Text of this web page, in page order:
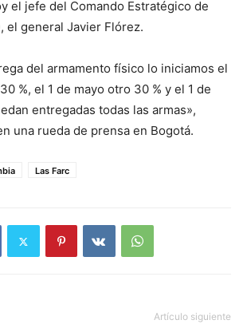
el jefe del Comando Estratégico de
el general Javier Flórez.
del armamento físico lo iniciamos el
%, el 1 de mayo otro 30 % y el 1 de
entregadas todas las armas»,
una rueda de prensa en Bogotá.
Las Farc
Artículo siguiente